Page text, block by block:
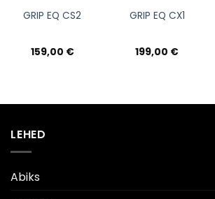
GRIP EQ CS2
159,00 €
GRIP EQ CX1
199,00 €
LEHED
Abiks